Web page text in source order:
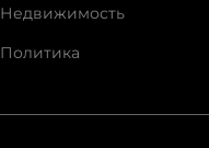
Недвижимость
Политика